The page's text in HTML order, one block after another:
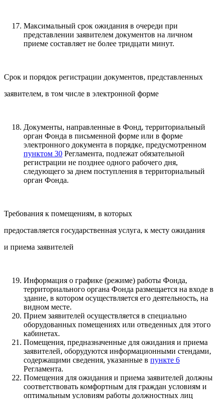
Максимальный срок ожидания в очереди при
представлении заявителем документов на личном
приеме составляет не более тридцати минут.
Срок и порядок регистрации документов, представленных
заявителем, в том числе в электронной форме
Документы, направленные в Фонд, территориальный
орган Фонда в письменной форме или в форме
электронного документа в порядке, предусмотренном
пунктом 30 Регламента, подлежат обязательной
регистрации не позднее одного рабочего дня,
следующего за днем поступления в территориальный
орган Фонда.
Требования к помещениям, в которых
предоставляется государственная услуга, к месту ожидания
и приема заявителей
Информация о графике (режиме) работы Фонда,
территориального органа Фонда размещается на входе в
здание, в котором осуществляется его деятельность, на
видном месте.
Прием заявителей осуществляется в специально
оборудованных помещениях или отведенных для этого
кабинетах.
Помещения, предназначенные для ожидания и приема
заявителей, оборудуются информационными стендами,
содержащими сведения, указанные в пункте 6
Регламента.
Помещения для ожидания и приема заявителей должны
соответствовать комфортным для граждан условиям и
оптимальным условиям работы должностных лиц